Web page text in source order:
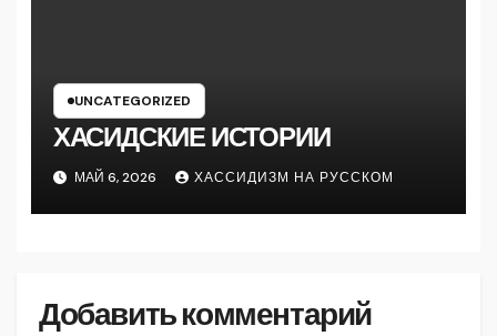
UNCATEGORIZED
ХАСИДСКИЕ ИСТОРИИ
МАЙ 6, 2026 ХАССИДИЗМ НА РУССКОМ
Добавить комментарий